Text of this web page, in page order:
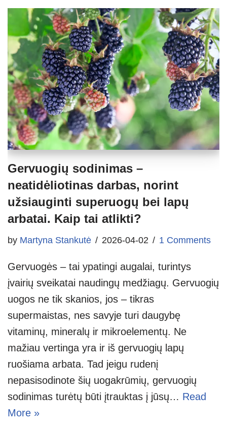
Gervuogių sodinimas –
neatidėliotinas darbas, norint
užsiauginti superuogų bei lapų
arbatai. Kaip tai atlikti?
by Martyna Stankutė 2026-04-02 1 Comments
Gervuogės – tai ypatingi augalai, turintys
įvairių sveikatai naudingų medžiagų. Gervuogių
uogos ne tik skanios, jos – tikras
supermaistas, nes savyje turi daugybę
vitaminų, mineralų ir mikroelementų. Ne
mažiau vertinga yra ir iš gervuogių lapų
ruošiama arbata. Tad jeigu rudenį
nepasisodinote šių uogakrūmių, gervuogių
sodinimas turėtų būti įtrauktas į jūsų… Read
More »